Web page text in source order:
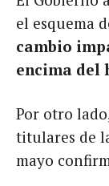
el esquema
cambio
encima del
Por otro
titulares de
mayo